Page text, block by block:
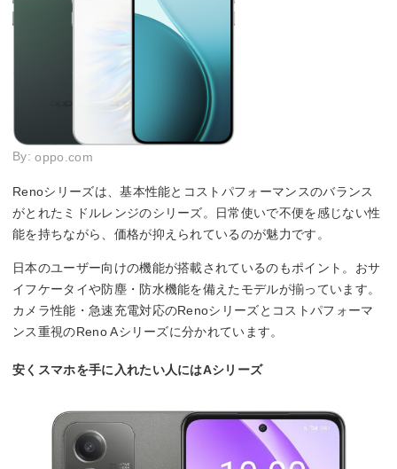
By:oppo.com
Renoシリーズは、基本性能とコストパフォーマンスのバランス
がとれたミドルレンジのシリーズ。日常使いで不便を感じない性
能を持ちながら、価格が抑えられているのが魅力です。
日本のユーザー向けの機能が搭載されているのもポイント。おサ
イフケータイや防塵・防水機能を備えたモデルが揃っています。
カメラ性能・急速充電対応のRenoシリーズとコストパフォーマ
ンス重視のReno Aシリーズに分かれています。
安くスマホを手に入れたい人にはAシリーズ